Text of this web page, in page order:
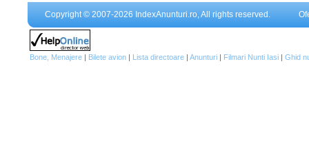
Copyright © 2007-2026 IndexAnunturi.ro, All rights reserved.
Bone, Menajere | Bilete avion | Lista directoare | Anunturi | Filmari Nunti Iasi | Ghid